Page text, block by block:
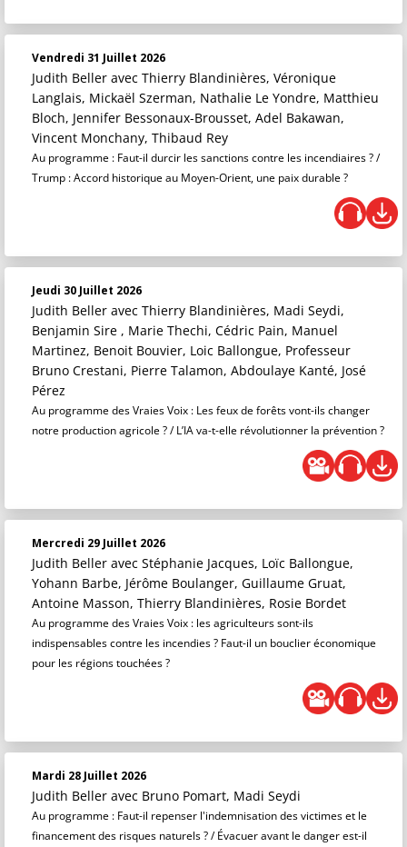
Vendredi 31 Juillet 2026
Judith Beller avec Thierry Blandinières, Véronique
Langlais, Mickaël Szerman, Nathalie Le Yondre, Matthieu
Bloch, Jennifer Bessonaux-Brousset, Adel Bakawan,
Vincent Monchany, Thibaud Rey
Au programme : Faut-il durcir les sanctions contre les incendiaires ? /
Trump : Accord historique au Moyen-Orient, une paix durable ?
Jeudi 30 Juillet 2026
Judith Beller avec Thierry Blandinières, Madi Seydi,
Benjamin Sire , Marie Thechi, Cédric Pain, Manuel
Martinez, Benoit Bouvier, Loic Ballongue, Professeur
Bruno Crestani, Pierre Talamon, Abdoulaye Kanté, José
Pérez
Au programme des Vraies Voix : Les feux de forêts vont-ils changer
notre production agricole ? / L’IA va-t-elle révolutionner la prévention ?
Mercredi 29 Juillet 2026
Judith Beller avec Stéphanie Jacques, Loïc Ballongue,
Yohann Barbe, Jérôme Boulanger, Guillaume Gruat,
Antoine Masson, Thierry Blandinières, Rosie Bordet
Au programme des Vraies Voix : les agriculteurs sont-ils
indispensables contre les incendies ? Faut-il un bouclier économique
pour les régions touchées ?
Mardi 28 Juillet 2026
Judith Beller avec Bruno Pomart, Madi Seydi
Au programme : Faut-il repenser l'indemnisation des victimes et le
financement des risques naturels ? / Évacuer avant le danger est-il